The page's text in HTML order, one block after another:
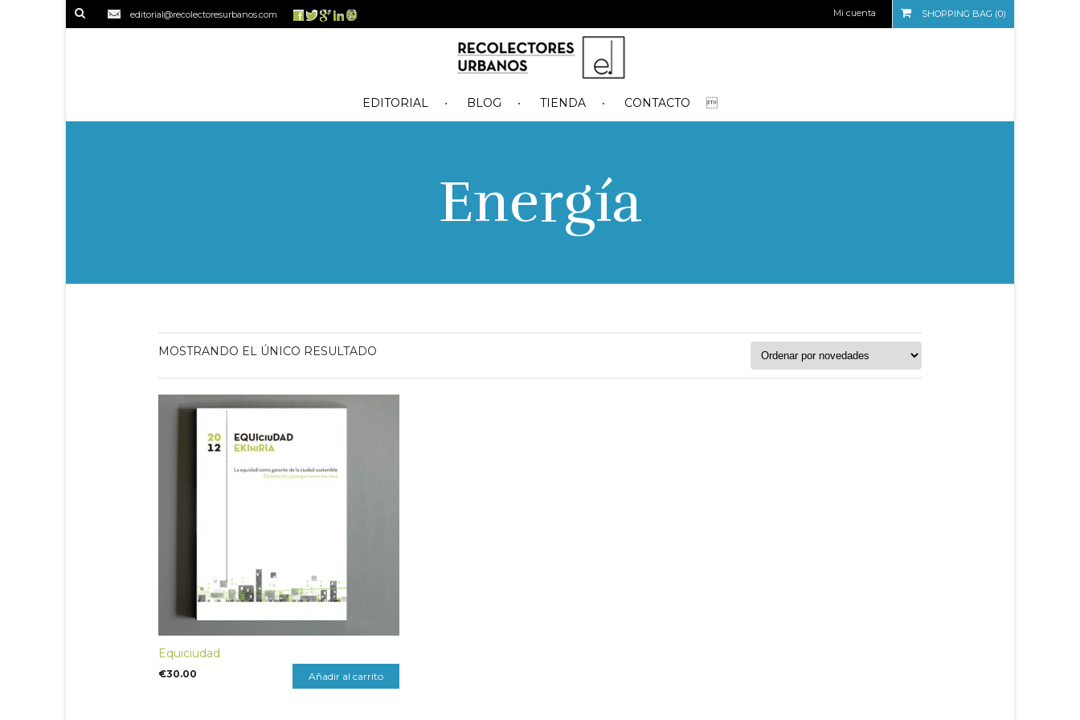
editorial@recolectoresurbanos.com SHOPPING BAG (0)
Mi cuenta
EDITORIAL BLOG TIENDA CONTACTO
Energía
MOSTRANDO EL ÚNICO RESULTADO
Equiciudad
€30.00 Añadir al carrito